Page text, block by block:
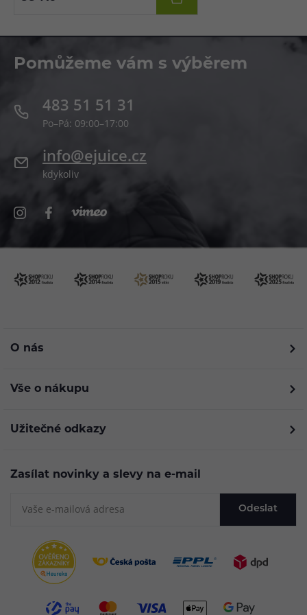
Pomůžeme vám s výběrem
483 51 51 31
Po–Pá: 09:00–17:00
info@ejuice.cz
kdykoliv
O nás
Vše o nákupu
Užitečné odkazy
Zasílat novinky a slevy na e-mail
Odeslat